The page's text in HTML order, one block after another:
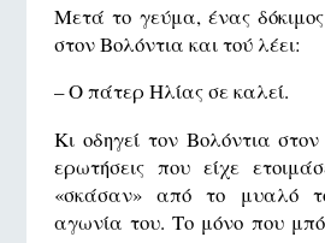
Μετά το γεύμα, ένας
στον Βολόντια και τού λέει:
– Ο πάτερ Ηλίας σε καλεί.
Κι οδηγεί τον Βολόντια
ερωτήσεις που είχε
«σκάσαν» από το μυαλό
αγωνία του. Το μόνο που